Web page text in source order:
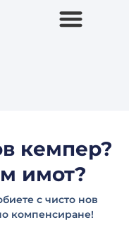
кемпер?
имот?
с чисто нов
компенсиране!